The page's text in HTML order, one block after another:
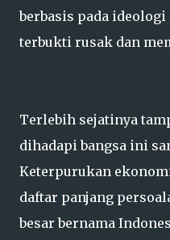
berbasis pada
terbukti rusak dan
Terlebih sejatinya
dihadapi bangsa ini
Keterpurukan
daftar panjang
besar bernama